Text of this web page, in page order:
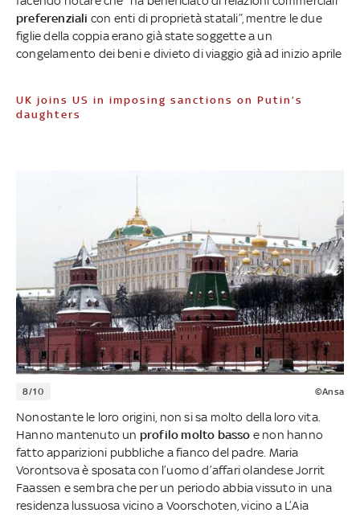
preferenziali con enti di proprietà statali”, mentre le due
figlie della coppia erano già state soggette a un
congelamento dei beni e divieto di viaggio già ad inizio aprile
UK joins US in imposing sanctions on Putin’s
daughters
8/10 ©Ansa
Nonostante le loro origini, non si sa molto della loro vita.
Hanno mantenuto un profilo molto basso e non hanno
fatto apparizioni pubbliche a fianco del padre. Maria
Vorontsova è sposata con l’uomo d’affari olandese Jorrit
Faassen e sembra che per un periodo abbia vissuto in una
residenza lussuosa vicino a Voorschoten, vicino a L’Aia